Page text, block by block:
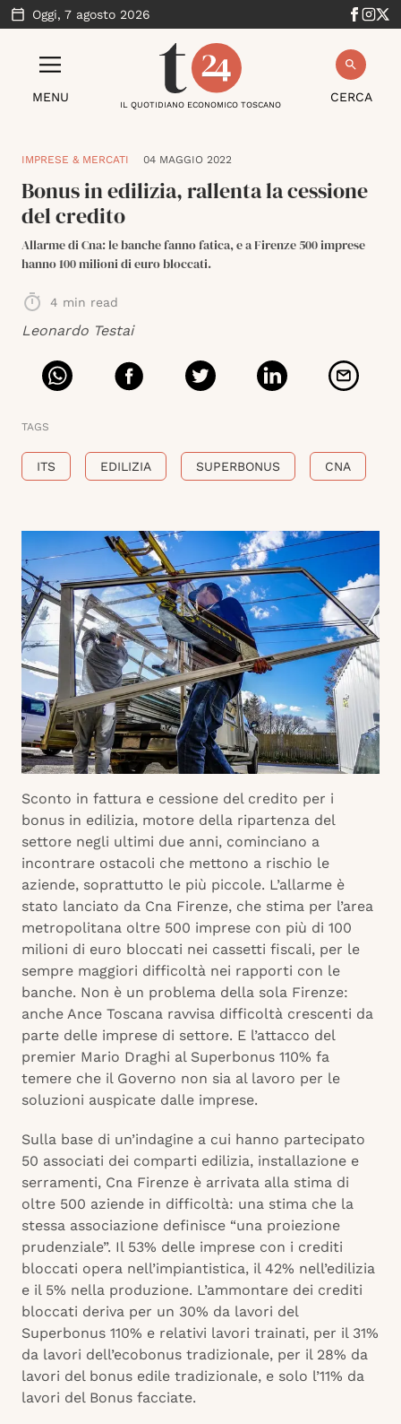
Oggi, 7 agosto 2026
MENU CERCA
IL QUOTIDIANO ECONOMICO TOSCANO
IMPRESE & MERCATI 04 MAGGIO 2022
Bonus in edilizia, rallenta la cessione
del credito
Allarme di Cna: le banche fanno fatica, e a Firenze 500 imprese
hanno 100 milioni di euro bloccati.
4 min read
Leonardo Testai
TAGS
ITS EDILIZIA SUPERBONUS CNA
Sconto in fattura e cessione del credito per i
bonus in edilizia, motore della ripartenza del
settore negli ultimi due anni, cominciano a
incontrare ostacoli che mettono a rischio le
aziende, soprattutto le più piccole. L’allarme è
stato lanciato da Cna Firenze, che stima per l’area
metropolitana oltre 500 imprese con più di 100
milioni di euro bloccati nei cassetti fiscali, per le
sempre maggiori difficoltà nei rapporti con le
banche. Non è un problema della sola Firenze:
anche Ance Toscana ravvisa difficoltà crescenti da
parte delle imprese di settore. E l’attacco del
premier Mario Draghi al Superbonus 110% fa
temere che il Governo non sia al lavoro per le
soluzioni auspicate dalle imprese.
Sulla base di un’indagine a cui hanno partecipato
50 associati dei comparti edilizia, installazione e
serramenti, Cna Firenze è arrivata alla stima di
oltre 500 aziende in difficoltà: una stima che la
stessa associazione definisce “una proiezione
prudenziale”. Il 53% delle imprese con i crediti
bloccati opera nell’impiantistica, il 42% nell’edilizia
e il 5% nella produzione. L’ammontare dei crediti
bloccati deriva per un 30% da lavori del
Superbonus 110% e relativi lavori trainati, per il 31%
da lavori dell’ecobonus tradizionale, per il 28% da
lavori del bonus edile tradizionale, e solo l’11% da
lavori del Bonus facciate.